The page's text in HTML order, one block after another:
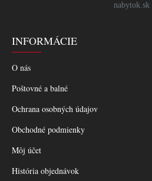
nabytok.sk
INFORMÁCIE
O nás
Poštovné a balné
Ochrana osobných údajov
Obchodné podmienky
Môj účet
História objednávok